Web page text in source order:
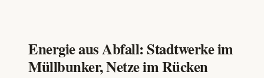
Energie aus Abfall: Stadtwerke im
Müllbunker, Netze im Rücken